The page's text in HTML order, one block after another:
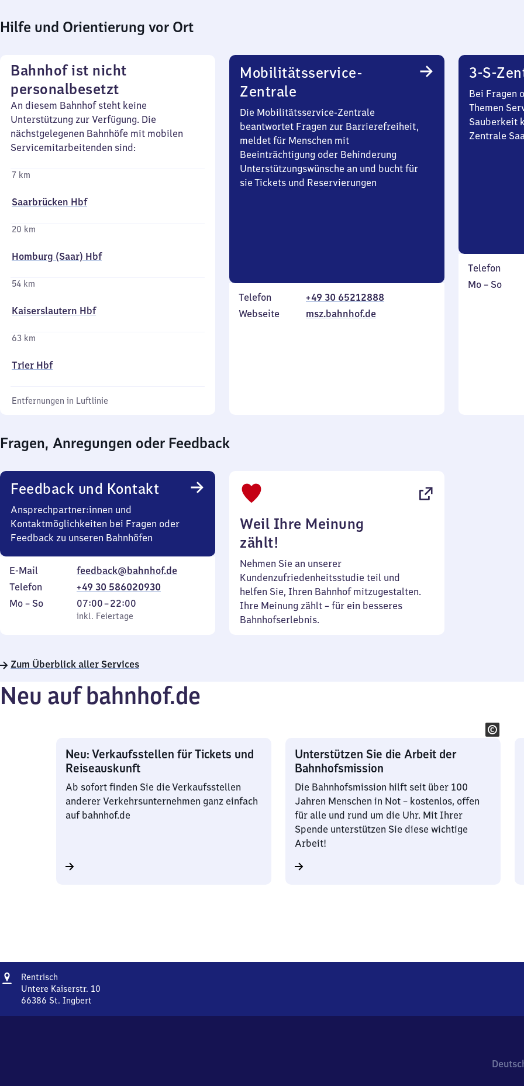
Hilfe und Orientierung vor Ort
Bahnhof ist nicht
personalbesetzt
An diesem Bahnhof steht keine
Unterstützung zur Verfügung. Die
nächstgelegenen Bahnhöfe mit mobilen
Servicemitarbeitenden sind:
7 km
Saarbrücken Hbf
20 km
Homburg (Saar) Hbf
54 km
Kaiserslautern Hbf
63 km
Trier Hbf
Entfernungen in Luftlinie
Mobilitätsservice-
Zentrale
Die Mobilitätsservice-Zentrale
beantwortet Fragen zur Barrierefreiheit,
meldet für Menschen mit
Beeinträchtigung oder Behinderung
Unterstützungswünsche an und bucht für
sie Tickets und Reservierungen
Telefon
+49 30 65212888
Webseite
msz.bahnhof.de
3-S-
Bei Fragen
Themen
Sauberkeit
Zentrale
Telefon
Montag
Mo – So,
Fragen, Anregungen oder Feedback
Feedback und Kontakt
Ansprechpartner:innen und
Kontaktmöglichkeiten bei Fragen oder
Feedback zu unseren Bahnhöfen
E-Mail
feedback@bahnhof.de
Telefon
+49 30 586020930
Montag
Mo – So,
inkl. Feiertage
07:00–22:00
Von
7
22
inkl. Feiertage
Weil Ihre Meinung
zählt!
Nehmen Sie an unserer
Kundenzufriedenheitsstudie teil und
helfen Sie, Ihren Bahnhof mitzugestalten.
Ihre Meinung zählt – für ein besseres
Bahnhofserlebnis.
Zum Überblick aller Services
Neu auf bahnhof.de
Neu: Verkaufsstellen für Tickets und
Reiseauskunft
Ab sofort finden Sie die Verkaufsstellen
anderer Verkehrsunternehmen ganz einfach
auf bahnhof.de
Unterstützen Sie die Arbeit der
Bahnhofsmission
Die Bahnhofsmission hilft seit über 100
Jahren Menschen in Not – kostenlos, offen
für alle und rund um die Uhr. Mit Ihrer
Spende unterstützen Sie diese wichtige
Arbeit!
Adresse
Rentrisch
Untere Kaiserstr. 10
66386 St. Ingbert